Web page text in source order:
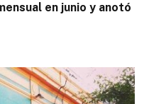
en junio y anotó